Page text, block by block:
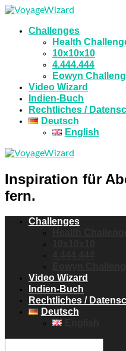
Challenges
Health
10x10x10
4.444.444
Eowyn
Video Wizard
Indien-Buch
Rechtliches /
Deutsch
English
Inspiration für
fern.
Challenges
Video Wizard
Indien-Buch
Rechtliches /
Deutsch